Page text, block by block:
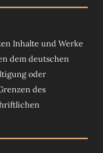
Inhalte und Werke
dem deutschen
oder
des